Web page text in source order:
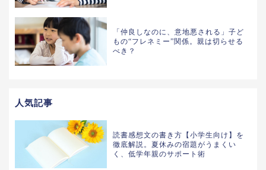
「仲良しなのに、意地悪される」子ど
もの“フレネミー”関係。親は切らせる
べき？
人気記事
読書感想文の書き方【小学生向け】を
徹底解説。夏休みの宿題がうまくい
く、低学年親のサポート術